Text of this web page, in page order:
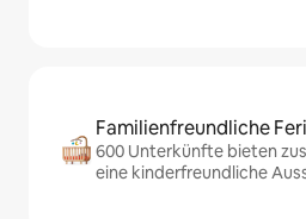
Familienfreundliche
600 Unterkünfte bieten
eine kinderfreundliche